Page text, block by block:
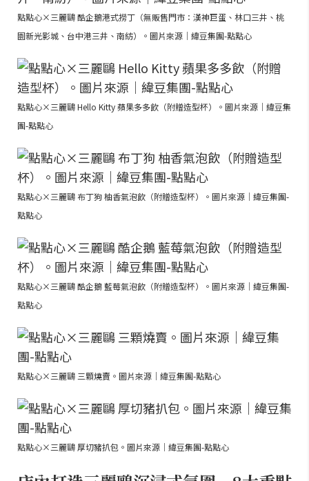
點點心×三麗鷗 酷企鵝港式撈丁（無販售門市：漢神巨蛋、林口三井、桃
園新光影城、台中港三井、南紡）。圖片來源｜緯豆集團-點點心
點點心×三麗鷗 Hello Kitty 蘋果多多飲（附贈造型杯）。圖片來源｜緯豆集
團-點點心
點點心×三麗鷗 布丁狗 柚香氣泡飲（附贈造型杯）。圖片來源｜緯豆集團-
點點心
點點心×三麗鷗 酷企鵝 藍莓氣泡飲（附贈造型杯）。圖片來源｜緯豆集團-
點點心
點點心×三麗鷗 三顆燒賣。圖片來源｜緯豆集團-點點心
點點心×三麗鷗 厚切豬扒包。圖片來源｜緯豆集團-點點心